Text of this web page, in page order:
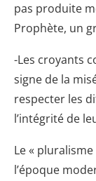
pas produite
Prophète, un
-Les croyants
signe de la
respecter les
l’intégrité de
Le «
l’époque